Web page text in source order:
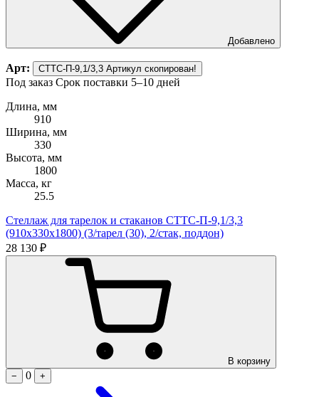
Добавлено
Арт: СТТС-П-9,1/3,3 Артикул скопирован!
Под заказ Срок поставки 5–10 дней
Длина, мм
910
Ширина, мм
330
Высота, мм
1800
Масса, кг
25.5
Стеллаж для тарелок и стаканов СТТС-П-9,1/3,3
(910х330х1800) (3/тарел (30), 2/стак, поддон)
28 130 ₽
В корзину
−
0 +